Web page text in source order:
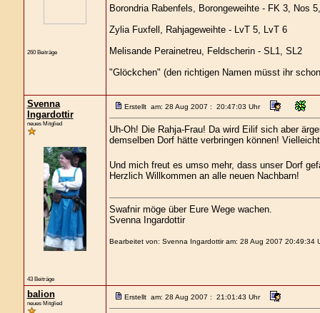
260 Beiträge
Borondria Rabenfels, Borongeweihte - FK 3, Nos
Zylia Fuxfell, Rahjageweihte - LvT 5, LvT 6
Melisande Perainetreu, Feldscherin - SL1, SL2
"Glöckchen" (den richtigen Namen müsst ihr
Svenna
Ingardottir
neues Mitglied
43 Beiträge
Erstellt am: 28 Aug 2007 : 20:47:03 Uhr
Uh-Oh! Die Rahja-Frau! Da wird Eilif sich aber
demselben Dorf hätte verbringen können!
Und mich freut es umso mehr, dass unser Dorf
Herzlich Willkommen an alle neuen Nachbarn!
Swafnir möge über Eure Wege wachen.
Svenna Ingardottir
Bearbeitet von: Svenna Ingardottir am: 28 Aug 2007 20:49:34
balion
neues Mitglied
Erstellt am: 28 Aug 2007 : 21:01:43 Uhr